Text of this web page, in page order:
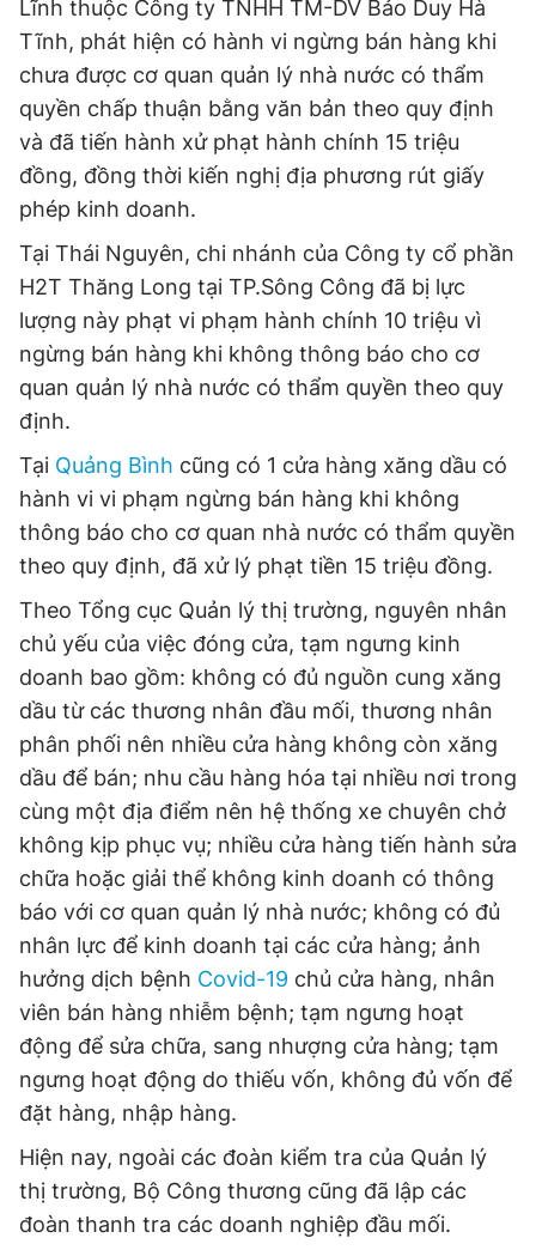
Lĩnh thuộc Công ty TNHH TM-DV Bảo Duy Hà
Tĩnh, phát hiện có hành vi ngừng bán hàng khi
chưa được cơ quan quản lý nhà nước có thẩm
quyền chấp thuận bằng văn bản theo quy định
và đã tiến hành xử phạt hành chính 15 triệu
đồng, đồng thời kiến nghị địa phương rút giấy
phép kinh doanh.
Tại Thái Nguyên, chi nhánh của Công ty cổ phần
H2T Thăng Long tại TP.Sông Công đã bị lực
lượng này phạt vi phạm hành chính 10 triệu vì
ngừng bán hàng khi không thông báo cho cơ
quan quản lý nhà nước có thẩm quyền theo quy
định.
Tại Quảng Bình cũng có 1 cửa hàng xăng dầu có
hành vi vi phạm ngừng bán hàng khi không
thông báo cho cơ quan nhà nước có thẩm quyền
theo quy định, đã xử lý phạt tiền 15 triệu đồng.
Theo Tổng cục Quản lý thị trường, nguyên nhân
chủ yếu của việc đóng cửa, tạm ngưng kinh
doanh bao gồm: không có đủ nguồn cung xăng
dầu từ các thương nhân đầu mối, thương nhân
phân phối nên nhiều cửa hàng không còn xăng
dầu để bán; nhu cầu hàng hóa tại nhiều nơi trong
cùng một địa điểm nên hệ thống xe chuyên chở
không kịp phục vụ; nhiều cửa hàng tiến hành sửa
chữa hoặc giải thể không kinh doanh có thông
báo với cơ quan quản lý nhà nước; không có đủ
nhân lực để kinh doanh tại các cửa hàng; ảnh
hưởng dịch bệnh Covid-19 chủ cửa hàng, nhân
viên bán hàng nhiễm bệnh; tạm ngưng hoạt
động để sửa chữa, sang nhượng cửa hàng; tạm
ngưng hoạt động do thiếu vốn, không đủ vốn để
đặt hàng, nhập hàng.
Hiện nay, ngoài các đoàn kiểm tra của Quản lý
thị trường, Bộ Công thương cũng đã lập các
đoàn thanh tra các doanh nghiệp đầu mối.